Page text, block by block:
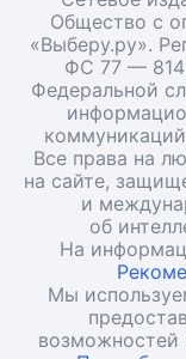
Общество с
«Выберу.ру».
ФС 77 —
Федеральной
Все права на
на сайте,
и
об
На
Мы
возможностей